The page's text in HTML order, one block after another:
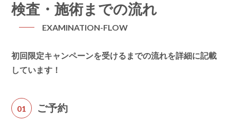
検査・施術までの流れ
EXAMINATION-FLOW
初回限定キャンペーンを受けるまでの流れを詳細に記載
しています！
01 ご予約